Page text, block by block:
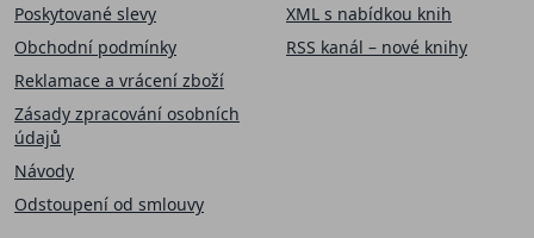
Poskytované slevy
Obchodní podmínky
Reklamace a vrácení zboží
Zásady zpracování osobních
údajů
Návody
Odstoupení od smlouvy
XML s nabídkou knih
RSS kanál – nové knihy